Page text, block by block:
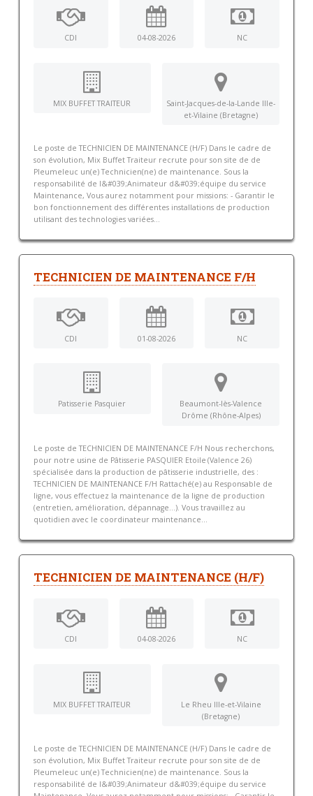
CDI 04-08-2026 NC
MIX BUFFET TRAITEUR
Saint-Jacques-de-la-Lande Ille-
et-Vilaine (Bretagne)
Le poste de TECHNICIEN DE MAINTENANCE (H/F) Dans le cadre de
son évolution, Mix Buffet Traiteur recrute pour son site de de
Pleumeleuc un(e) Technicien(ne) de maintenance. Sous la
responsabilité de l&#039;Animateur d&#039;équipe du service
Maintenance, Vous aurez notamment pour missions: - Garantir le
bon fonctionnement des différentes installations de production
utilisant des technologies variées...
TECHNICIEN DE MAINTENANCE F/H
CDI 01-08-2026 NC
Patisserie Pasquier
Beaumont-lès-Valence
Drôme (Rhône-Alpes)
Le poste de TECHNICIEN DE MAINTENANCE F/H Nous recherchons,
pour notre usine de Pâtisserie PASQUIER Etoile (Valence 26)
spécialisée dans la production de pâtisserie industrielle, des :
TECHNICIEN DE MAINTENANCE F/H Rattaché(e) au Responsable de
ligne, vous effectuez la maintenance de la ligne de production
(entretien, amélioration, dépannage…). Vous travaillez au
quotidien avec le coordinateur maintenance...
TECHNICIEN DE MAINTENANCE (H/F)
CDI 04-08-2026 NC
MIX BUFFET TRAITEUR
Le Rheu Ille-et-Vilaine
(Bretagne)
Le poste de TECHNICIEN DE MAINTENANCE (H/F) Dans le cadre de
son évolution, Mix Buffet Traiteur recrute pour son site de de
Pleumeleuc un(e) Technicien(ne) de maintenance. Sous la
responsabilité de l&#039;Animateur d&#039;équipe du service